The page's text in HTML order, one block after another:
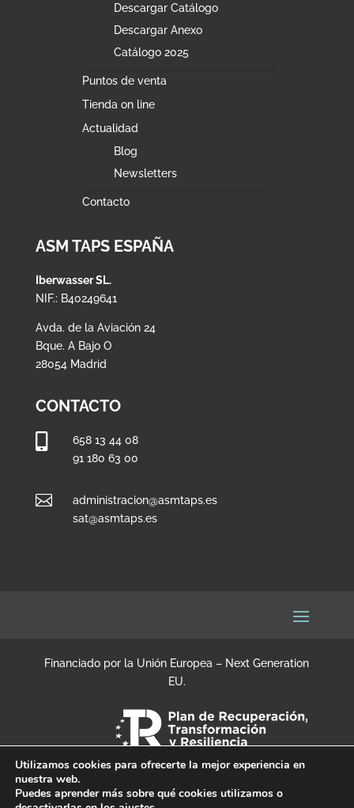
Descargar Catálogo
Descargar Anexo
Catálogo 2025
Puntos de venta
Tienda on line
Actualidad
Blog
Newsletters
Contacto
ASM TAPS ESPAÑA
Iberwasser SL.
NIF.: B40249641
Avda. de la Aviación 24
Bque. A Bajo O
28054 Madrid
CONTACTO
658 13 44 08
91 180 63 00

administracion@asmtaps.es
sat@asmtaps.es
Financiado por la Unión Europea – Next Generation
EU.
Utilizamos cookies para ofrecerte la mejor experiencia en
nuestra web.
Puedes aprender más sobre qué cookies utilizamos o